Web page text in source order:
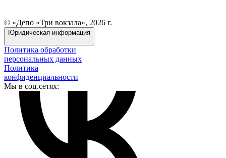
© «Депо «Три вокзала», 2026 г.
Юридическая информация
Политика обработки
персональных данных
Политика
конфиденциальности
Мы в соц.сетях: